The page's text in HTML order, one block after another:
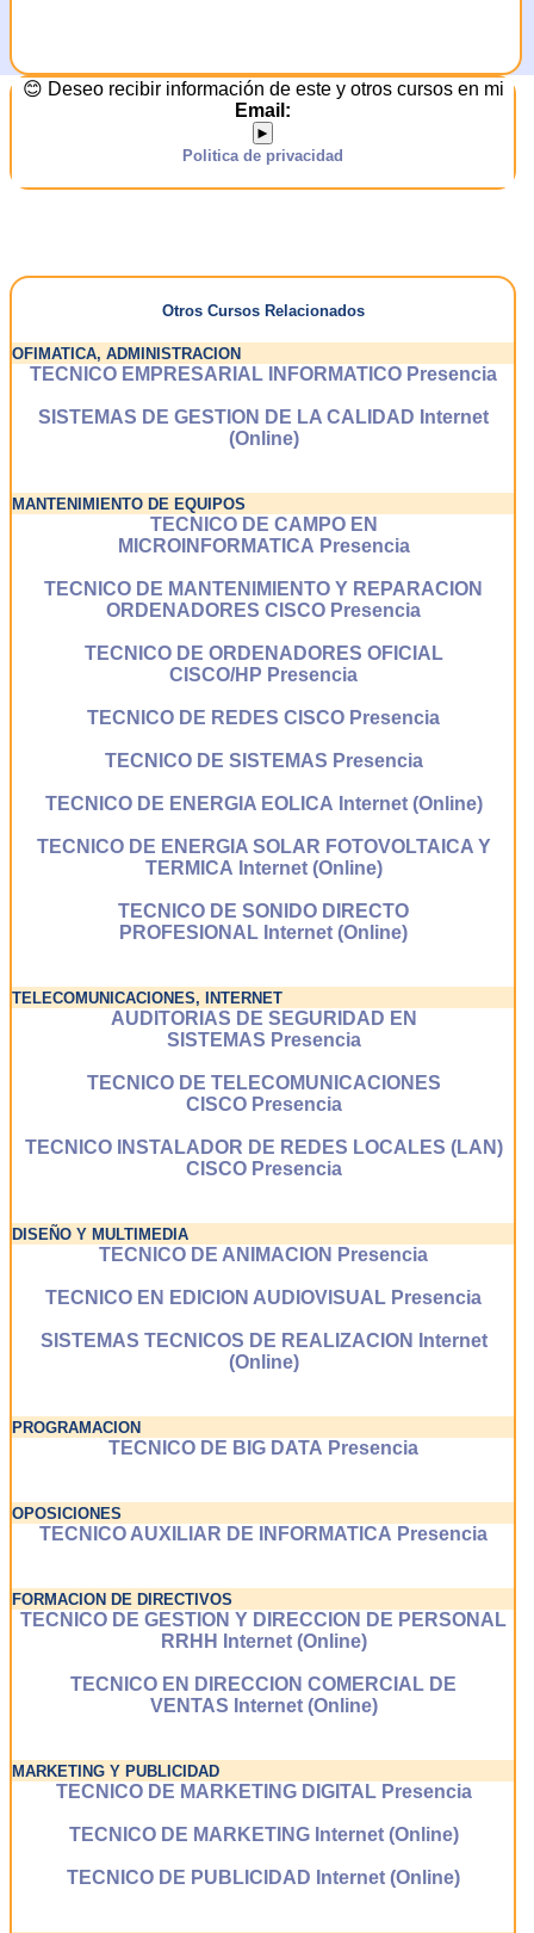
😊 Deseo recibir información de este y otros cursos en mi
Email:
►
Politica de privacidad
Otros Cursos Relacionados
OFIMATICA, ADMINISTRACION
TECNICO EMPRESARIAL INFORMATICO Presencia
SISTEMAS DE GESTION DE LA CALIDAD Internet
(Online)
MANTENIMIENTO DE EQUIPOS
TECNICO DE CAMPO EN
MICROINFORMATICA Presencia
TECNICO DE MANTENIMIENTO Y REPARACION
ORDENADORES CISCO Presencia
TECNICO DE ORDENADORES OFICIAL
CISCO/HP Presencia
TECNICO DE REDES CISCO Presencia
TECNICO DE SISTEMAS Presencia
TECNICO DE ENERGIA EOLICA Internet (Online)
TECNICO DE ENERGIA SOLAR FOTOVOLTAICA Y
TERMICA Internet (Online)
TECNICO DE SONIDO DIRECTO
PROFESIONAL Internet (Online)
TELECOMUNICACIONES, INTERNET
AUDITORIAS DE SEGURIDAD EN
SISTEMAS Presencia
TECNICO DE TELECOMUNICACIONES
CISCO Presencia
TECNICO INSTALADOR DE REDES LOCALES (LAN)
CISCO Presencia
DISEÑO Y MULTIMEDIA
TECNICO DE ANIMACION Presencia
TECNICO EN EDICION AUDIOVISUAL Presencia
SISTEMAS TECNICOS DE REALIZACION Internet
(Online)
PROGRAMACION
TECNICO DE BIG DATA Presencia
OPOSICIONES
TECNICO AUXILIAR DE INFORMATICA Presencia
FORMACION DE DIRECTIVOS
TECNICO DE GESTION Y DIRECCION DE PERSONAL
RRHH Internet (Online)
TECNICO EN DIRECCION COMERCIAL DE
VENTAS Internet (Online)
MARKETING Y PUBLICIDAD
TECNICO DE MARKETING DIGITAL Presencia
TECNICO DE MARKETING Internet (Online)
TECNICO DE PUBLICIDAD Internet (Online)